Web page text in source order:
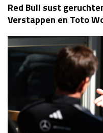
GP AZERBEIDZJAN
Kwalificatie
Race
GP SINGAPORE 2026
Kwalificatie
Red Bull sust
Verstappen en Toto